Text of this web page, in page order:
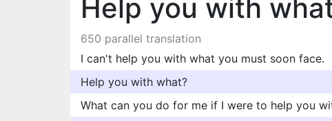
Help you with
650 parallel translation
I can't help you with what you must soon face.
Help you with what?
What can you do for me if I were to help you